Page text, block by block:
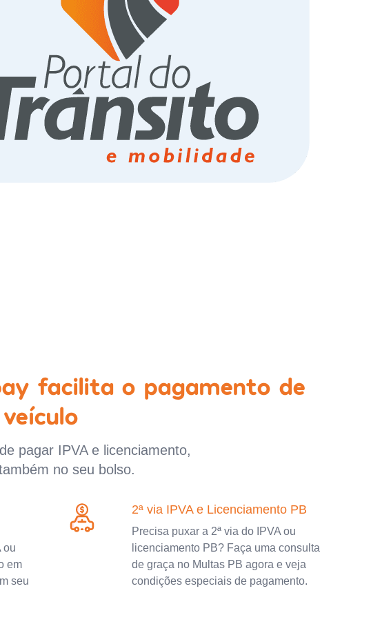
facilita o pagamento de
pagar IPVA e licenciamento,
no seu bolso.
ou
em
seu
2ª via IPVA e Licenciamento PB
Precisa puxar a 2ª via do IPVA ou
licenciamento PB? Faça uma consulta
de graça no Multas PB agora e veja
condições especiais de pagamento.